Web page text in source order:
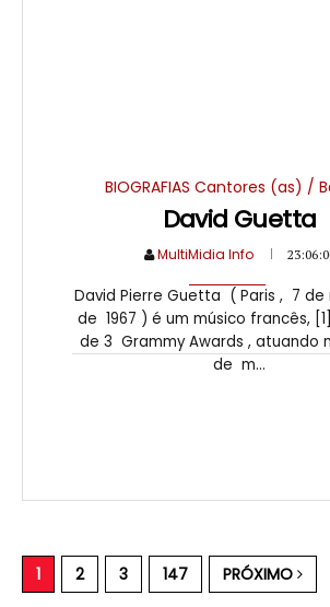
BIOGRAFIAS Cantores (as) /
David Guetta
MultiMidia Info
David Pierre Guetta ( Paris , 7 de
de 1967 ) é um músico francês,
de 3 Grammy Awards , atuando
de m...
1 2 3 147 PRÓXIMO